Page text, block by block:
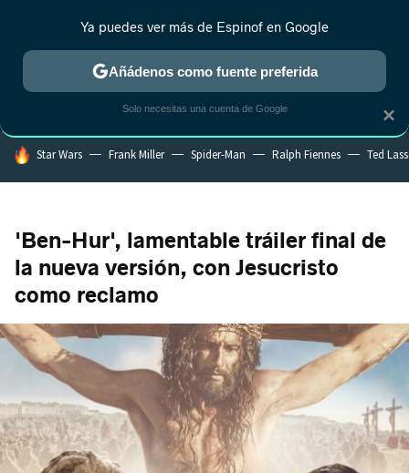
MENÚ NUEVO
ESTRENOS REALITY ANIME RANKINGS CINE
HOY SE HABLA DE
Star Wars Frank Miller Spider-Man Ralph Fiennes Ted
'Ben-Hur', lamentable tráiler final de
la nueva versión, con Jesucristo
como reclamo
×
Ya puedes ver más de Espinof en Google
Añádenos como fuente preferida
Solo necesitas una cuenta de Google